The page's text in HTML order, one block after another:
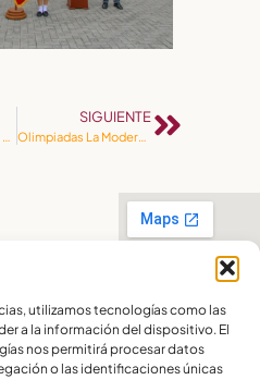
utilizamos tecnologías como las
a la información del dispositivo. El
nos permitirá procesar datos
o las identificaciones únicas
Multilingual Essential Phrases
SIGUIENTE
Olimpiadas La Moderna: Una celebración de talento, espíritu deportivo y aprendizaje
Us
(04) 372 5220
099 016
2715